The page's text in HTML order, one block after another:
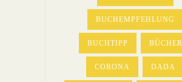
BUCHEMPFEHLUNG
BUCHTIPP BÜCHER
CORONA DADA